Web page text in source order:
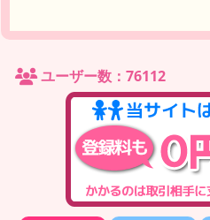
ユーザー数：76112